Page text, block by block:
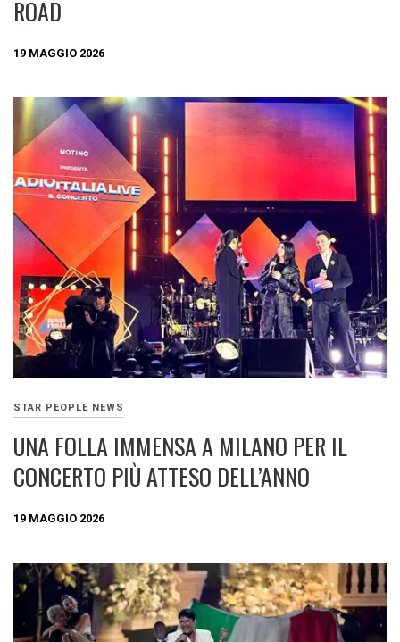
ROAD
19 MAGGIO 2026
STAR PEOPLE NEWS
UNA FOLLA IMMENSA A MILANO PER IL
CONCERTO PIÙ ATTESO DELL’ANNO
19 MAGGIO 2026